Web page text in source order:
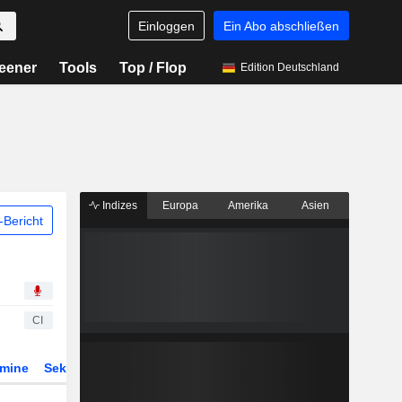
Einloggen Ein Abo abschließen
Tools Top / Flop Edition Deutschland
Bericht
CI
Sektor
Indizes Europa Amerika Asien